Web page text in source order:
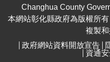
Changhua County
本網站彰化縣政府為版權所
複製和
政府網站資料開放宣告
資通